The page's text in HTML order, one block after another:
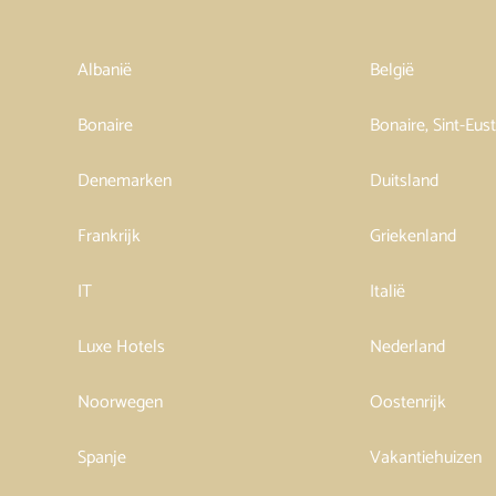
Albanië
België
Bonaire
Bonaire, Sint-
Denemarken
Duitsland
Frankrijk
Griekenland
IT
Italië
Luxe Hotels
Nederland
Noorwegen
Oostenrijk
Spanje
Vakantiehuizen